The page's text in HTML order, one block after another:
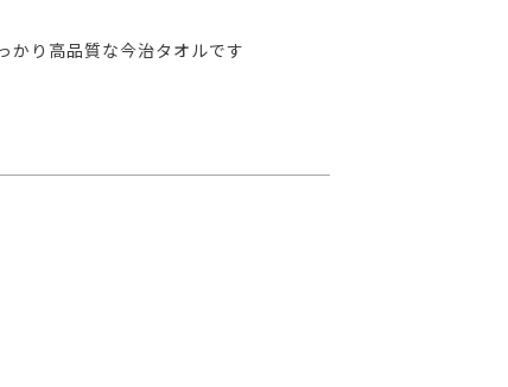
かり高品質な今治タオルです